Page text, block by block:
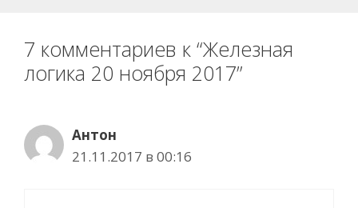
7 комментариев к “Железная
логика 20 ноября 2017”
Антон
21.11.2017 в 00:16